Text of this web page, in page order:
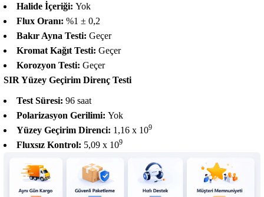
Halide İçeriği: Yok
Flux Oranı: %1 ± 0,2
Bakır Ayna Testi: Geçer
Kromat Kağıt Testi: Geçer
Korozyon Testi: Geçer
SIR Yüzey Geçirim Direnç Testi
Test Süresi: 96 saat
Polarizasyon Gerilimi: Yok
Yüzey Geçirim Direnci: 1,16 x 109
Fluxsız Kontrol: 5,09 x 109